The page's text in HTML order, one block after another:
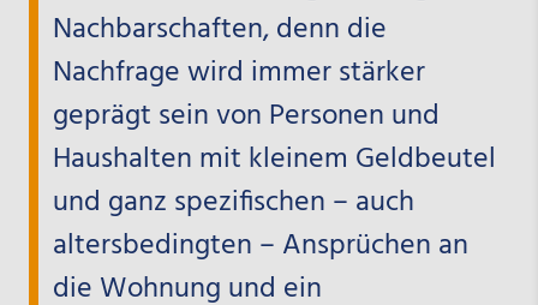
Nachbarschaften, denn die
Nachfrage wird immer stärker
geprägt sein von Personen und
Haushalten mit kleinem Geldbeutel
und ganz spezifischen – auch
altersbedingten – Ansprüchen an
die Wohnung und ein